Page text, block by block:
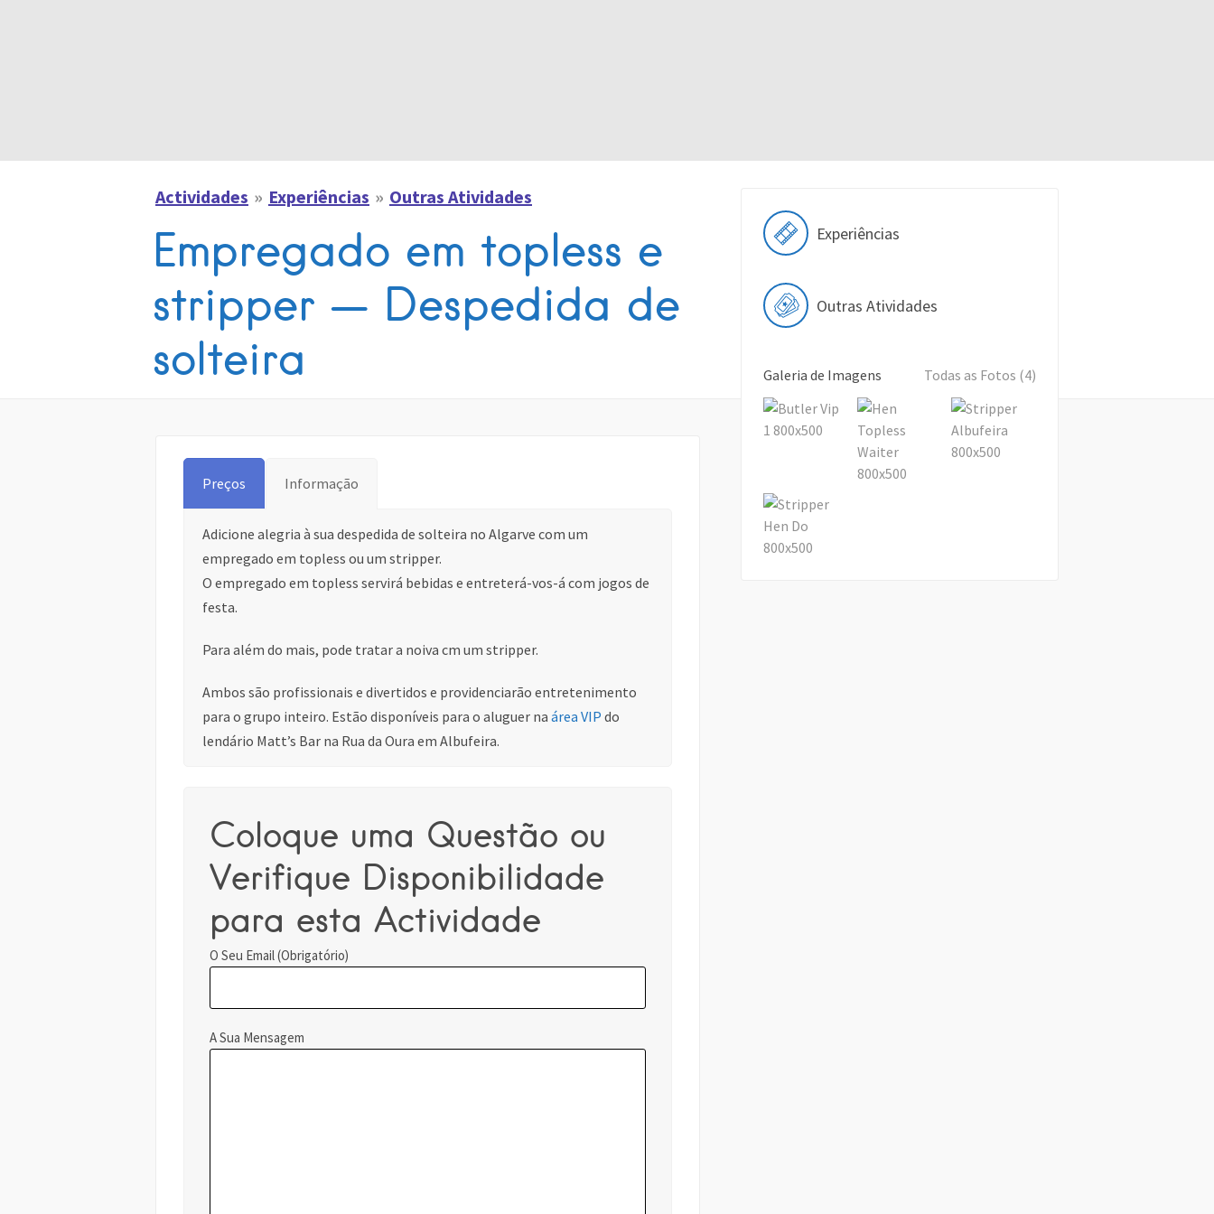
Actividades Experiências Outras Atividades
Empregado em topless e
stripper — Despedida de
solteira
Preços Informação
Adicione alegria à sua despedida de solteira no Algarve com um
empregado em topless ou um stripper.
O empregado em topless servirá bebidas e entreterá-vos-á com jogos de
festa.
Para além do mais, pode tratar a noiva cm um stripper.
Ambos são profissionais e divertidos e providenciarão entretenimento
para o grupo inteiro. Estão disponíveis para o aluguer na área VIP do
lendário Matt’s Bar na Rua da Oura em Albufeira.
Coloque uma Questão ou
Verifique Disponibilidade
para esta Actividade
O Seu Email (Obrigatório)
A Sua Mensagem
Experiências
Outras Atividades
Galeria de Imagens Todas as Fotos (4)